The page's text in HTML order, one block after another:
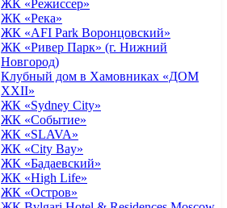
ЖК «Режиссер»
ЖК «Река»
ЖК «AFI Park Воронцовский»
ЖК «Ривер Парк» (г. Нижний
Новгород)
Клубный дом в Хамовниках «ДОМ
XXII»
ЖК «Sydney City»
ЖК «Событие»
ЖК «SLAVA»
ЖК «City Bay»
ЖК «Бадаевский»
ЖК «High Life»
ЖК «Остров»